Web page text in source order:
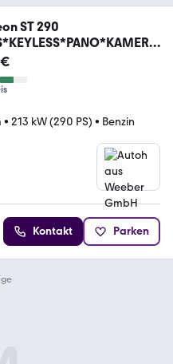
ST 290
• 213 kW (290 PS) • Benzin
Kontakt Parken